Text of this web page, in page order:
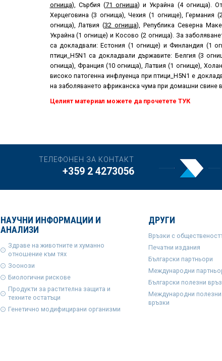
огнища), Сърбия (71 огнища) и Украйна (4 огнища).
Херцеговина (3 огнища), Чехия (1 огнище), Германия
огнища), Латвия (32 огнища), Република Северна
Украйна (1 огнище) и Косово (2 огнища). За
са докладвали: Естония (1 огнище) и Финландия (1
птици_H5N1 са докладвали държавите: Белгия (3
огнища), Франция (10 огнища), Латвия (1 огнище),
високо патогенна инфлуенца при птици_H5N1 е
на заболяването африканска чума при домашни свине
Целият материал можете да прочетете ТУК
ТЕЛЕФОНЕН ЗА КОНТАКТ
+359 2 4273056
НАУЧНИ ИНФОРМАЦИИ И
АНАЛИЗИ
Здраве на животните и хуманно
отношение към тях
Зоонози
Биологични рискове
Продукти за растителна защита и
техните остатъци
Генетично модифицирани организми
ДРУГИ
Връзки с
Печатни издания
Български партньори
Международни
Български полезни
Международни полезни
връзки